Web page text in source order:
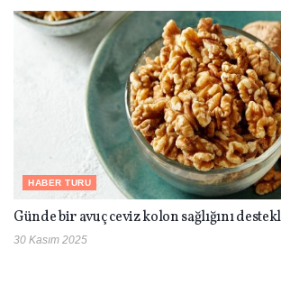
HABER TURU
Günde bir avuç ceviz kolon sağlığını
30 Kasım 2025